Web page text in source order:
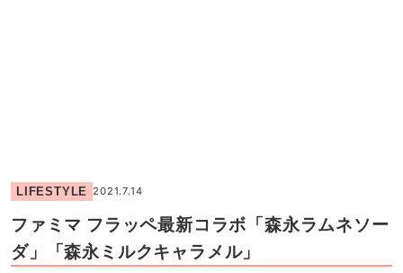
LIFESTYLE 2021.7.14
ファミマ フラッペ最新コラボ「森永ラムネソー
ダ」「森永ミルクキャラメル」